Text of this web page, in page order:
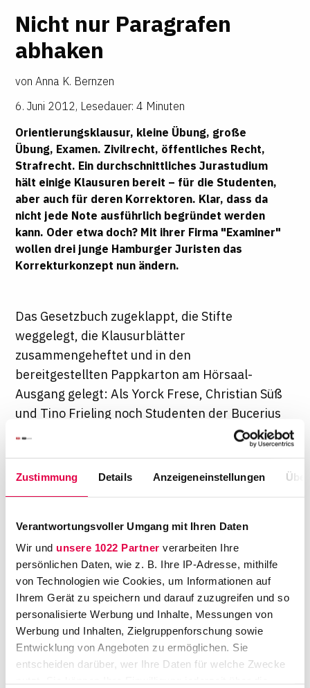
Zustimmung Details Anzeigeneinstellungen
Verantwortungsvoller Umgang mit Ihren Daten
Wir und unsere 1022 Partner verarbeiten Ihre
persönlichen Daten, wie z. B. Ihre IP-Adresse, mithilfe
von Technologien wie Cookies, um Informationen auf
Ihrem Gerät zu speichern und darauf zuzugreifen und so
personalisierte Werbung und Inhalte, Messungen von
Werbung und Inhalten, Zielgruppenforschung sowie
Entwicklung von Angeboten zu ermöglichen. Sie
entscheiden darüber, wer Ihre Daten für welche Zwecke
Nicht nur Paragrafen
abhaken
von Anna K. Bernzen
6. Juni 2012, Lesedauer: 4 Minuten
Orientierungsklausur, kleine Übung, große
Übung, Examen. Zivilrecht, öffentliches Recht,
Strafrecht. Ein durchschnittliches Jurastudium
hält einige Klausuren bereit – für die Studenten,
aber auch für deren Korrektoren. Klar, dass da
nicht jede Note ausführlich begründet werden
kann. Oder etwa doch? Mit ihrer Firma "Examiner"
wollen drei junge Hamburger Juristen das
Korrekturkonzept nun ändern.
Das Gesetzbuch zugeklappt, die Stifte
weggelegt, die Klausurblätter
zusammengeheftet und in den
bereitgestellten Pappkarton am Hörsaal-
Ausgang gelegt: Als Yorck Frese, Christian Süß
und Tino Frieling noch Studenten der Bucerius
Law School waren, wäre es an diesem Punkt
an der Zeit gewesen, sich mehr oder weniger
entspannt zurücklehnen. Seit ihnen vor gut
erst so richtig. "Examiner", so heißt das kleine
Unternehmen der examinierten Juristen, an
das die Hochschule seit 2011 einen Großteil
ihrer Korrekturaufträge für studentische
Klausuren vergibt. Als Frese, Süß und Frieling
noch dort studierten, wurden ihre Gutachten
an wissenschaftliche Mitarbeiter der
einzelnen Lehrstühle und Doktoranden